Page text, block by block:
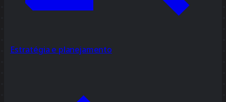
Estratégia e planejamento